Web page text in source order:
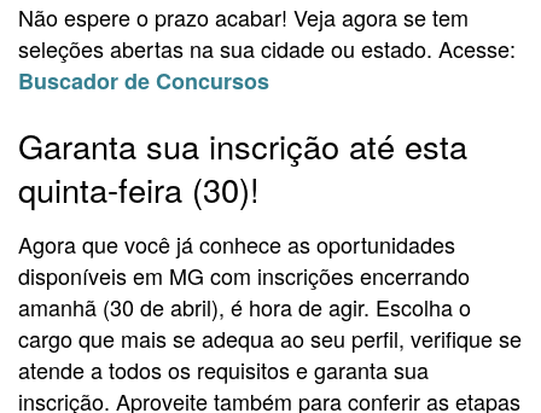
Não espere o prazo acabar! Veja agora se tem
seleções abertas na sua cidade ou estado. Acesse:
Buscador de Concursos
Garanta sua inscrição até esta
quinta-feira (30)!
Agora que você já conhece as oportunidades
disponíveis em MG com inscrições encerrando
amanhã (30 de abril), é hora de agir. Escolha o
cargo que mais se adequa ao seu perfil, verifique se
atende a todos os requisitos e garanta sua
inscrição. Aproveite também para conferir as etapas